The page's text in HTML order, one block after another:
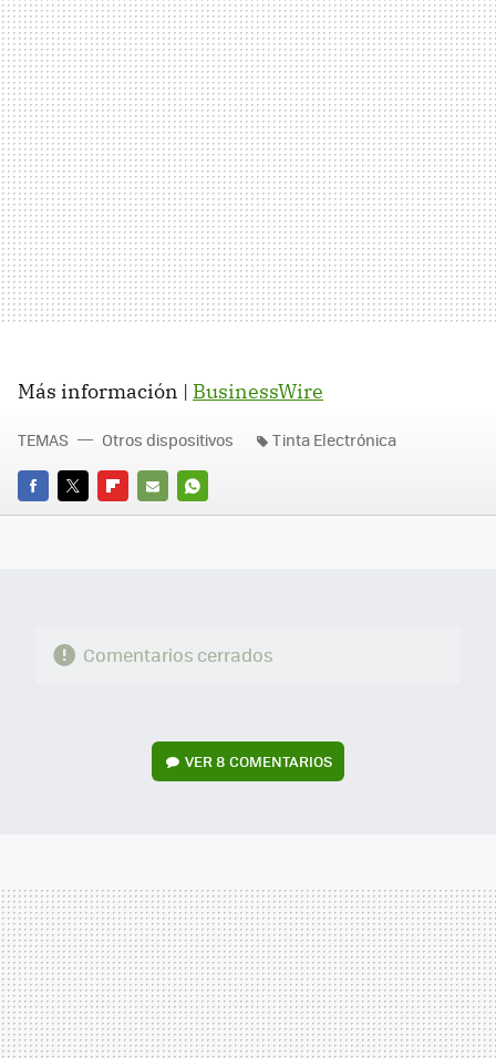
Más información | BusinessWire
FACEBOOK
TWITTERFLIPBOARD
E-
WHATSAPP
TEMAS Otros dispositivos Tinta Electrónica
Comentarios cerrados
VER8 COMENTARIOS